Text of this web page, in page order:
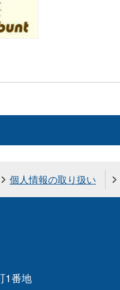
個人情報の取り扱い
1番地